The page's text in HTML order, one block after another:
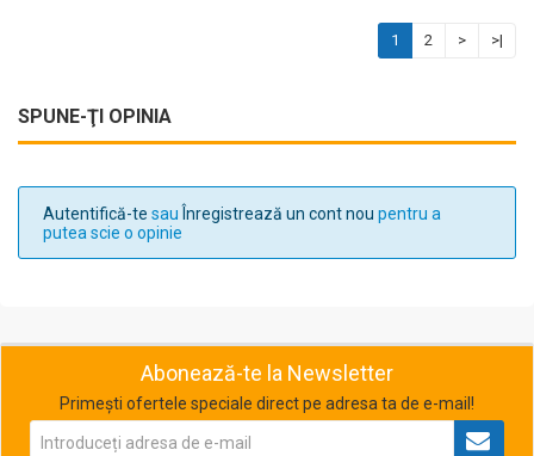
1 2 > >|
SPUNE-ŢI OPINIA
Autentifică-te sau Înregistrează un cont nou pentru a
putea scie o opinie
Abonează-te la Newsletter
Primești ofertele speciale direct pe adresa ta de e-mail!